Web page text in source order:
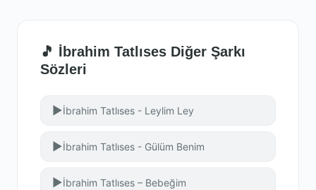
🎵 İbrahim Tatlıses Diğer Şarkı
Sözleri
▶İbrahim Tatlıses - Leylim Ley
▶İbrahim Tatlıses - Gülüm Benim
▶İbrahim Tatlıses – Bebeğim